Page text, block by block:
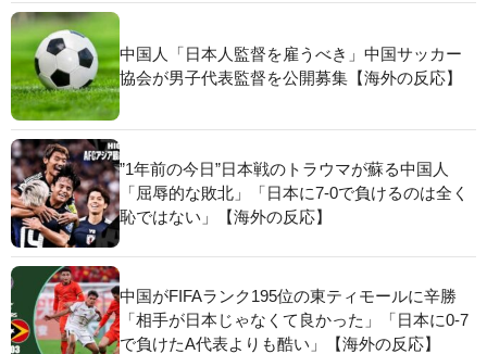
中国人「日本人監督を雇うべき」中国サッカー
協会が男子代表監督を公開募集【海外の反応】
”1年前の今日”日本戦のトラウマが蘇る中国人
「屈辱的な敗北」「日本に7-0で負けるのは全く
恥ではない」【海外の反応】
中国がFIFAランク195位の東ティモールに辛勝
「相手が日本じゃなくて良かった」「日本に0-7
で負けたA代表よりも酷い」【海外の反応】